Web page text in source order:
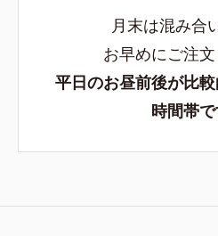
月末は混み合
お早めにご注文
平日のお昼前後が比
時間帯で